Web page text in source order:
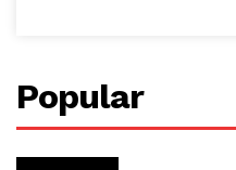
Popular